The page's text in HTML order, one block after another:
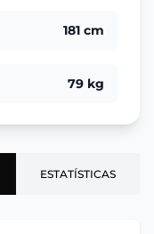
181 cm
79 kg
ESTATÍSTICAS